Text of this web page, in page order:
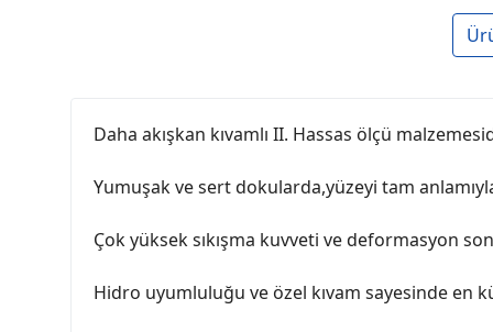
Daha akışkan kıvamlı II. Hassas ölçü
Yumuşak ve sert dokularda,yüzeyi tam
Çok yüksek sıkışma kuvveti ve deformasyon
Hidro uyumluluğu ve özel kıvam sayesinde en